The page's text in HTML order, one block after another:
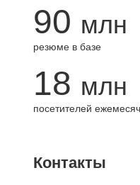
90 млн
резюме в базе
18 млн
посетителей
Контакты